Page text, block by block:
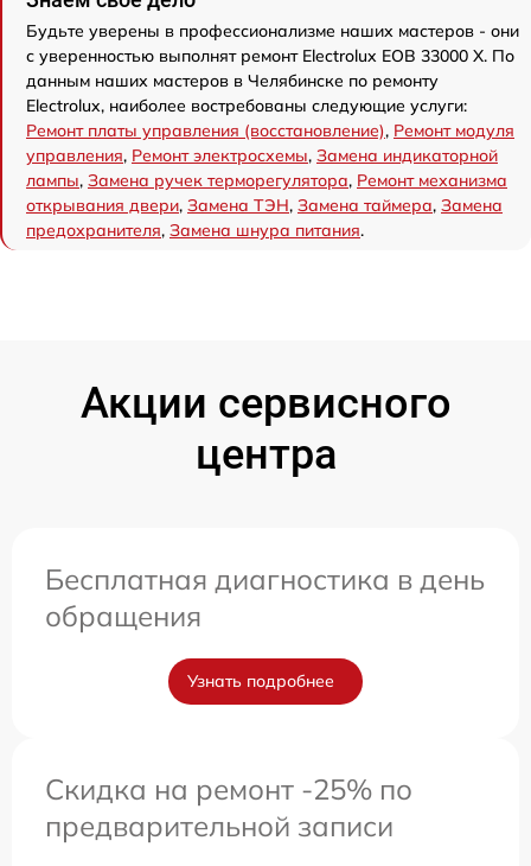
Будьте уверены в профессионализме наших мастеров - они
с уверенностью выполнят ремонт Electrolux EOB 33000 X. По
данным наших мастеров в Челябинске по ремонту
Electrolux, наиболее востребованы следующие услуги:
Ремонт платы управления (восстановление), Ремонт модуля
управления, Ремонт электросхемы, Замена индикаторной
лампы, Замена ручек терморегулятора, Ремонт механизма
открывания двери, Замена ТЭН, Замена таймера, Замена
предохранителя, Замена шнура питания.
Акции сервисного
центра
Бесплатная диагностика в день
обращения
Узнать подробнее
Скидка на ремонт -25% по
предварительной записи